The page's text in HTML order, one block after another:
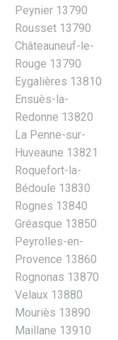
Peynier 13790
Rousset 13790
Châteauneuf-le-
Rouge 13790
Eygalières 13810
Ensuès-la-
Redonne 13820
La Penne-sur-
Huveaune 13821
Roquefort-la-
Bédoule 13830
Rognes 13840
Gréasque 13850
Peyrolles-en-
Provence 13860
Rognonas 13870
Velaux 13880
Mouriès 13890
Maillane 13910